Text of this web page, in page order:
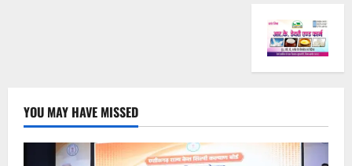
YOU MAY HAVE MISSED